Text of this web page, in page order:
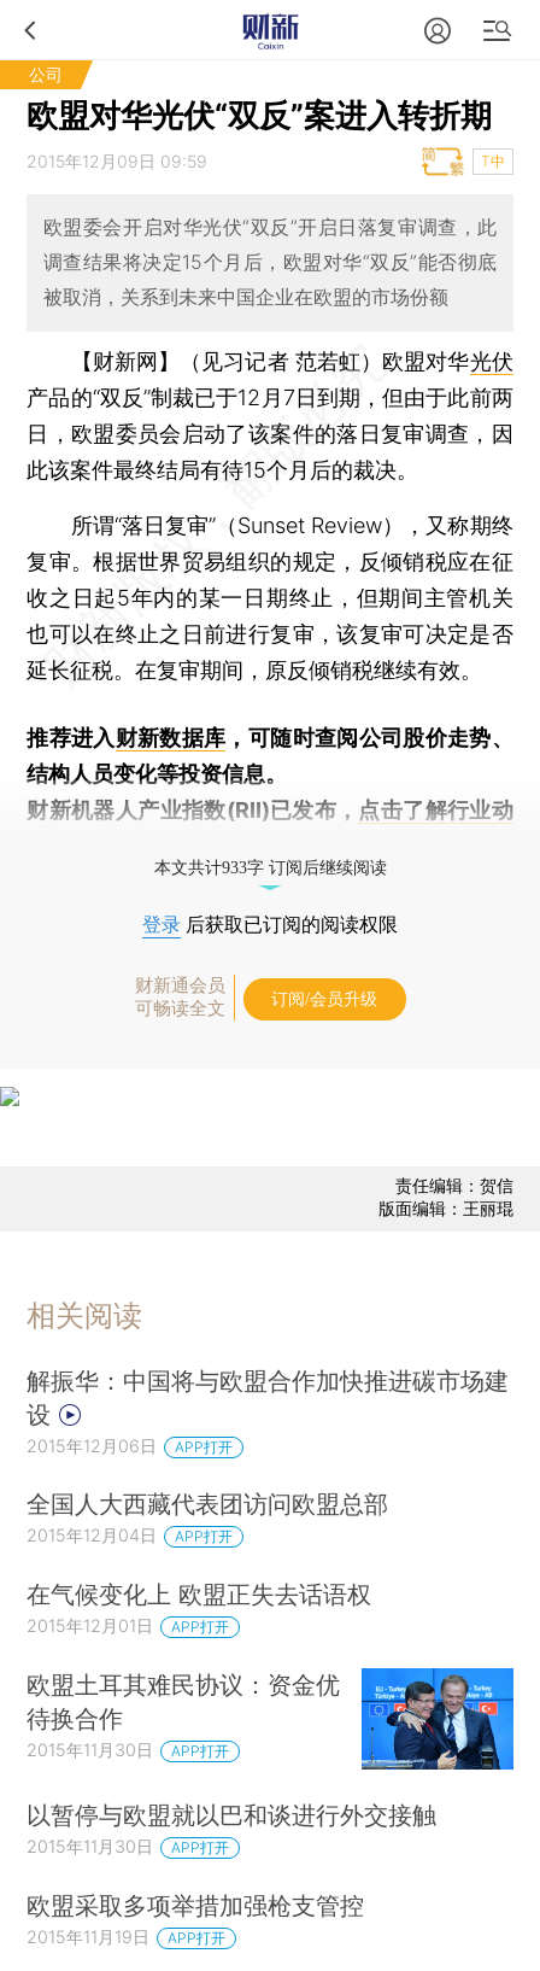
公司
欧盟对华光伏“双反”案进入转折期
2015年12月09日 09:59 T中
欧盟委会开启对华光伏“双反”开启日落复审调查，此
调查结果将决定15个月后，欧盟对华“双反”能否彻底
被取消，关系到未来中国企业在欧盟的市场份额
【财新网】（见习记者 范若虹） 欧盟对华光伏
产品的“双反”制裁已于12月7日到期，但由于此前两
日，欧盟委员会启动了该案件的落日复审调查，因
此该案件最终结局有待15个月后的裁决。
所谓“落日复审”（Sunset Review），又称期终
复审。根据世界贸易组织的规定，反倾销税应在征
收之日起5年内的某一日期终止，但期间主管机关
也可以在终止之日前进行复审，该复审可决定是否
延长征税。在复审期间，原反倾销税继续有效。
推荐进入财新数据库 ，可随时查阅公司股价走势、
结构人员变化等投资信息。
财新机器人产业指数(RII)已发布， 点击了解行业动
本文共计933字 订阅后继续阅读
登录 后获取已订阅的阅读权限
财新通会员
可畅读全文
订阅/会员升级
责任编辑：贺信
版面编辑：王丽琨
相关阅读
解振华：中国将与欧盟合作加快推进碳市场建
设
2015年12月06日 APP打开
全国人大西藏代表团访问欧盟总部
2015年12月04日 APP打开
在气候变化上 欧盟正失去话语权
2015年12月01日 APP打开
欧盟土耳其难民协议：资金优
待换合作
2015年11月30日 APP打开
以暂停与欧盟就以巴和谈进行外交接触
2015年11月30日 APP打开
欧盟采取多项举措加强枪支管控
2015年11月19日 APP打开